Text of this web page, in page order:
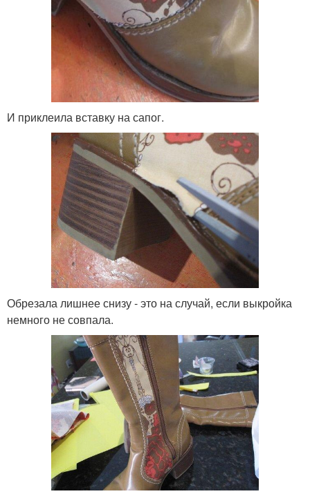
И приклеила вставку на сапог.
Обрезала лишнее снизу - это на случай, если выкройка
немного не совпала.